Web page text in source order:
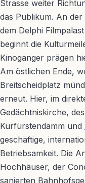
Strasse weiter
das Publikum. An
dem Delphi
beginnt die
Kinogänger prägen
Am östlichen Ende,
Breitscheidplatz
erneut. Hier, im
Gedächtniskirche,
Kurfürstendamm und
geschäftige,
Betriebsamkeit. Die
Hochhäuser, der
sanierten